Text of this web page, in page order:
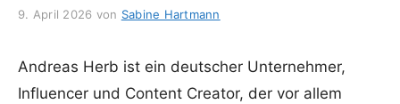
9. April 2026 von Sabine Hartmann
Andreas Herb ist ein deutscher Unternehmer,
Influencer und Content Creator, der vor allem